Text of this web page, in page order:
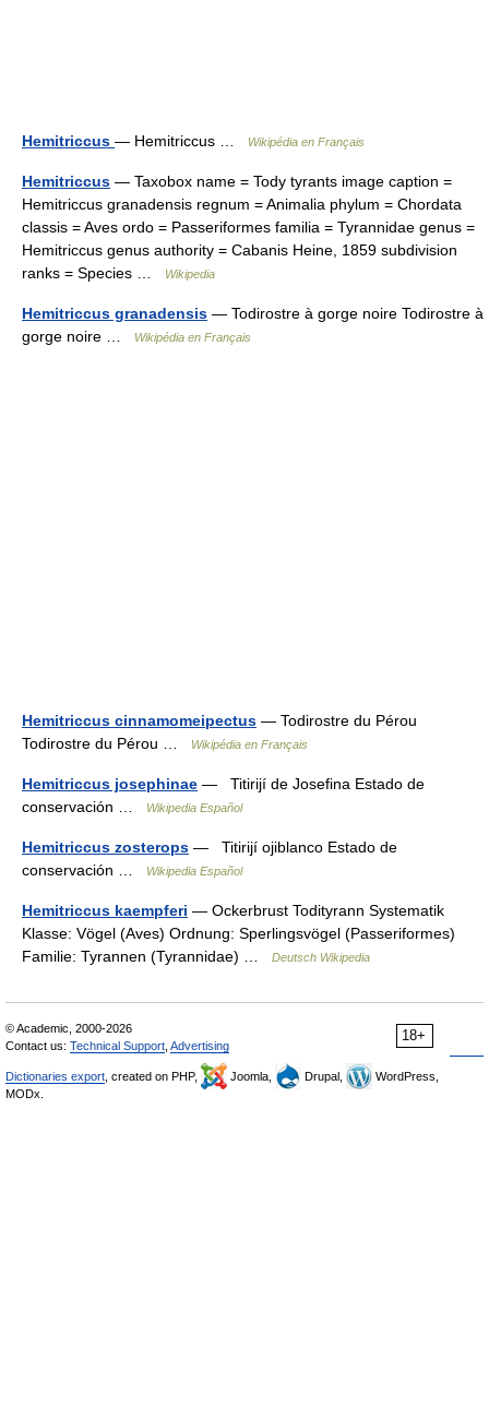
Hemitriccus — Hemitriccus … Wikipédia en Français
Hemitriccus — Taxobox name = Tody tyrants image caption =
Hemitriccus granadensis regnum = Animalia phylum = Chordata
classis = Aves ordo = Passeriformes familia = Tyrannidae genus =
Hemitriccus genus authority = Cabanis Heine, 1859 subdivision
ranks = Species …
Wikipedia
Hemitriccus granadensis — Todirostre à gorge noire Todirostre à
gorge noire …
Wikipédia en Français
Hemitriccus cinnamomeipectus — Todirostre du Pérou
Todirostre du Pérou …
Wikipédia en Français
Hemitriccus josephinae — Titirijí de Josefina Estado de
conservación …
Wikipedia Español
Hemitriccus zosterops — Titirijí ojiblanco Estado de
conservación …
Wikipedia Español
Hemitriccus kaempferi — Ockerbrust Todityrann Systematik
Klasse: Vögel (Aves) Ordnung: Sperlingsvögel (Passeriformes)
Familie: Tyrannen (Tyrannidae) …
Deutsch Wikipedia
18+
© Academic, 2000-2026
Contact us: Technical Support Advertising
Dictionaries export , created on PHP, Joomla, Drupal,
WordPress,
MODx.